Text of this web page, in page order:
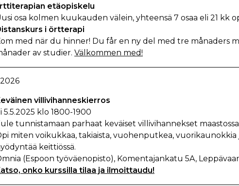
etäopiskelu
osa kolmen kuukauden välein, yhteensä 7 osaa eli 21 kk
i örtterapi
med när du hinner! Du får en ny del med tre månaders
av studier. Välkommen med!
villivihanneskierros
5.5.2025 klo 1800-1900
tunnistamaan parhaat keväiset villivihannekset
miten voikukkaa, takiaista, vuohenputkea, vuorikaunokkia
keittiössä.
(Espoon työväenopisto), Komentajankatu 5A,
onko kurssilla tilaa ja ilmoittaudu!